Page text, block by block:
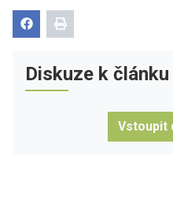
Diskuze k článku
Vstoupit